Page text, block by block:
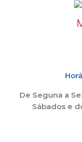
De Seguna a
Sábados e